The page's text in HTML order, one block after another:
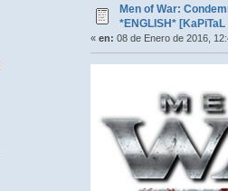
Men of War:
*ENGLISH* [KaPiTaL
« en: 08 de Enero de 2016,